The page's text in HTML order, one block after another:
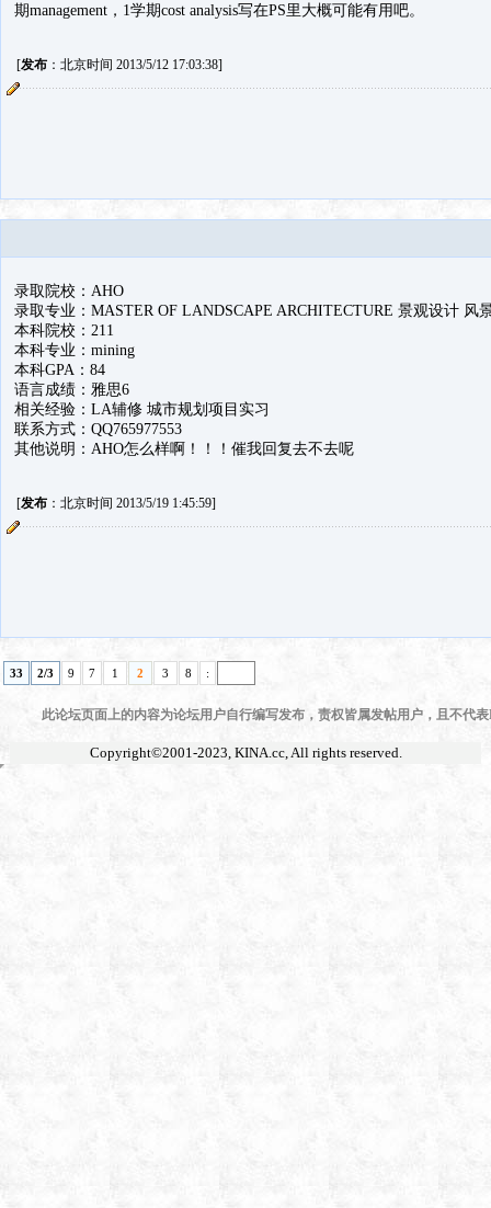
期management，1学期cost analysis写在PS里大概可能有用吧。
[发布：北京时间 2013/5/12 17:03:38]
录取院校：AHO
录取专业：MASTER OF LANDSCAPE ARCHITECTURE 景观设计 风
本科院校：211
本科专业：mining
本科GPA：84
语言成绩：雅思6
相关经验：LA辅修 城市规划项目实习
联系方式：QQ765977553
其他说明：AHO怎么样啊！！！催我回复去不去呢
[发布：北京时间 2013/5/19 1:45:59]
33 2/3 9 7 1 2 3 8 :
此论坛页面上的内容为论坛用户自行编写发布，责权皆属发帖用户，且不代
Copyright©2001-2023, KINA.cc, All rights reserved.